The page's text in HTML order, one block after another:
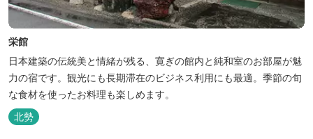
栄館
日本建築の伝統美と情緒が残る、寛ぎの館内と純和室のお部屋が魅
力の宿です。観光にも長期滞在のビジネス利用にも最適。季節の旬
な食材を使ったお料理も楽しめます。
北勢